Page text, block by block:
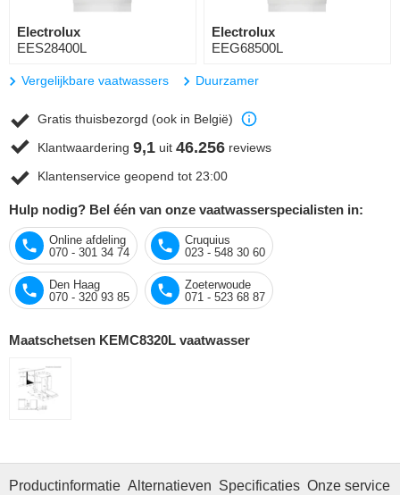
Electrolux
EES28400L
Electrolux
EEG68500L
Vergelijkbare vaatwassers Duurzamer
Gratis thuisbezorgd (ook in België)
Klantwaardering 9,1 uit 46.256 reviews
Klantenservice geopend tot 23:00
Hulp nodig? Bel één van onze vaatwasserspecialisten in:
Online afdeling
070 - 301 34 74
Cruquius
023 - 548 30 60
Den Haag
070 - 320 93 85
Zoeterwoude
071 - 523 68 87
Maatschetsen KEMC8320L vaatwasser
Productinformatie Alternatieven Specificaties Onze service